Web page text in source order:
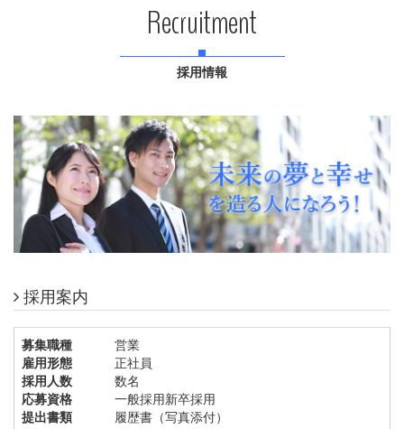
Recruitment
採用情報
採用案内
募集職種
雇用形態
採用人数
応募資格
提出書類
営業
正社員
数名
一般採用新卒採用
履歴書（写真添付）